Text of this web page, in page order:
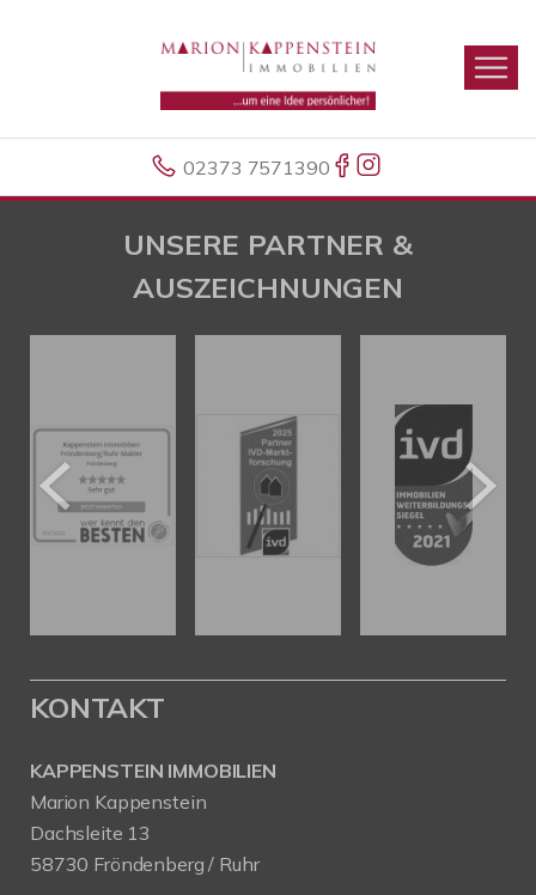
02373 7571390
UNSERE PARTNER &
AUSZEICHNUNGEN
KONTAKT
KAPPENSTEIN IMMOBILIEN
Marion Kappenstein
Dachsleite 13
58730 Fröndenberg / Ruhr